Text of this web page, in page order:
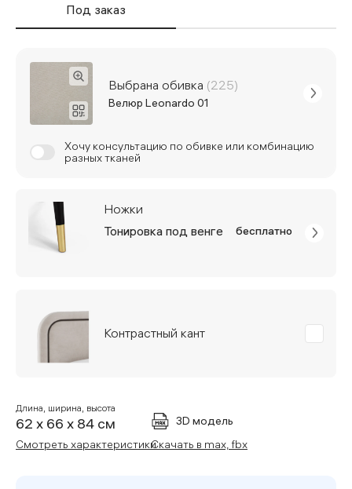
Под заказ
Выбрана обивка (225)
Велюр Leonardo 01
Хочу консультацию по обивке или комбинацию
разных тканей
Ножки
Тонировка под венге
бесплатно
Контрастный кант
Длина, ширина, высота
62 x 66 x 84 см
Смотреть характеристики
3D модель
Скачать в max, fbx